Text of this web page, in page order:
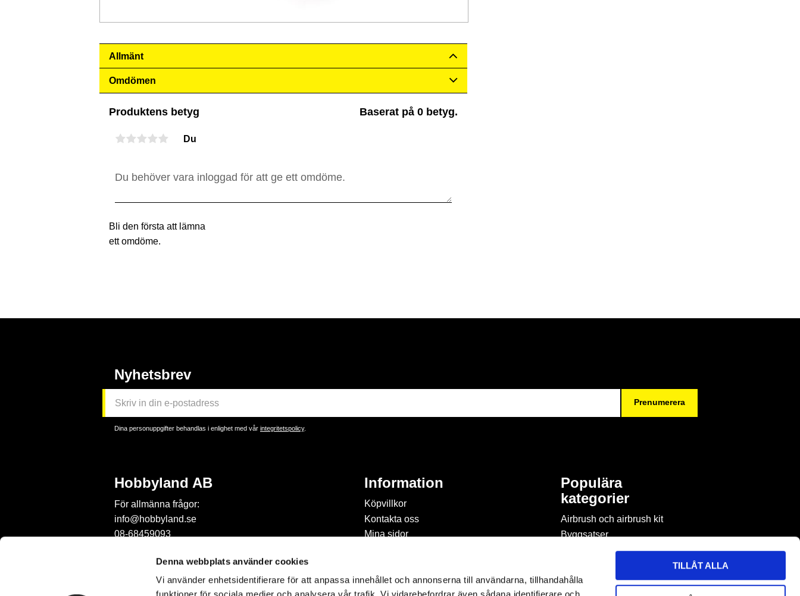
Denna webbplats använder cookies
Vi använder enhetsidentifierare för att anpassa innehållet och annonserna till användarna, tillhandahålla
TILLÅT ALLA
Allmänt
Omdömen
Produktens betyg Baserat på 0 betyg.
Du
Bli den första att lämna
ett omdöme.
Nyhetsbrev
Prenumerera
Dina personuppgifter behandlas i enlighet med vår integritetspolicy.
Hobbyland AB
För allmänna frågor:
info@hobbyland.se
08-68459093
order@hobbyland.se
08-68459093
Information
Köpvillkor
Kontakta oss
Mina sidor
cookies
Inspiration & Passion
Populära
kategorier
Airbrush och airbrush kit
Byggsatser
Böcker & tidningar om
Byggmaterial
Figurspel